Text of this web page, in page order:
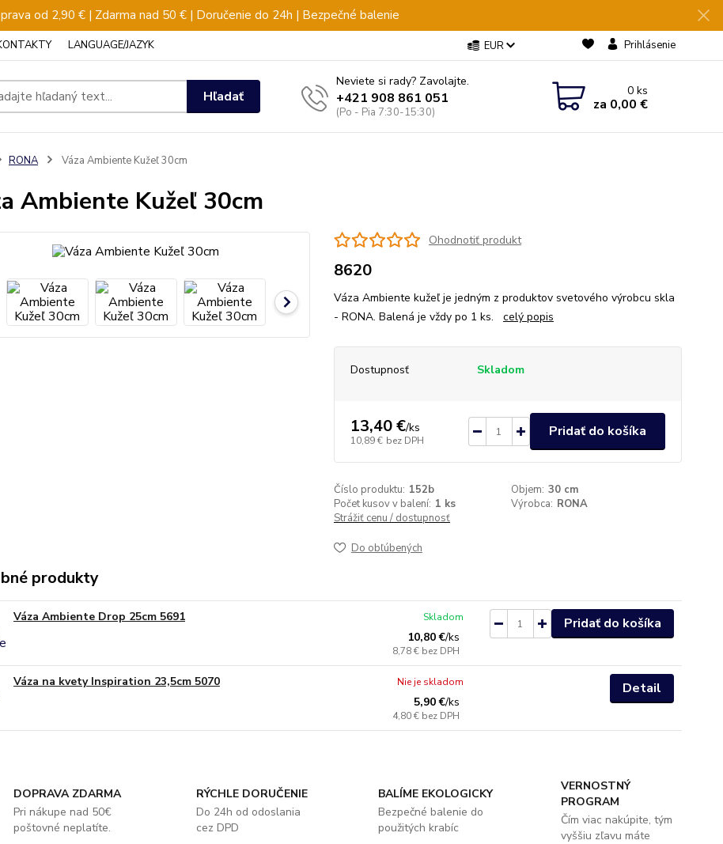
od 2,90 € | Zdarma nad 50 € | Doručenie do 24h | Bezpečné balenie
LANGUAGE/JAZYK EUR Prihlásenie
Hľadať
Neviete si rady? Zavolajte.
+421 908 861 051
(Po - Pia 7:30-15:30)
0ks
za 0,00 €
RONA Váza Ambiente Kužeľ 30cm
Ambiente Kužeľ 30cm
Ohodnotiť produkt
8620
Váza Ambiente kužeľ je jedným z produktov svetového výrobcu skla
- RONA. Balená je vždy po 1 ks. celý popis
Dostupnosť Skladom
13,40 €/ks
10,89 € bez DPH
Pridať do košíka
Číslo produktu: 152b Objem: 30 cm
Počet kusov v balení: 1 ks Výrobca: RONA
Strážiť cenu / dostupnosť
Do obľúbených
produkty
Váza Ambiente Drop 25cm 5691
10,80 €/ks
8,78 € bez DPH
Skladom Pridať do košíka
Váza na kvety Inspiration 23,5cm 5070
5,90 €/ks
4,80 € bez DPH
Nie je skladom Detail
DOPRAVA ZDARMA
Pri nákupe nad 50€
poštovné neplatíte.
RÝCHLE DORUČENIE
Do 24h od odoslania
cez DPD
BALÍME EKOLOGICKY
Bezpečné balenie do
použitých krabíc
VERNOSTNÝ
PROGRAM
Čím viac nakúpite, tým
vyššiu zľavu máte